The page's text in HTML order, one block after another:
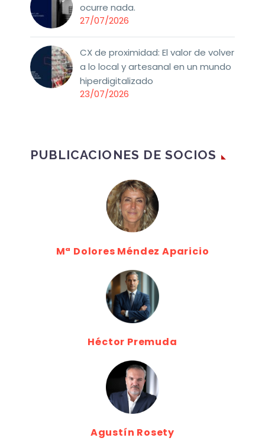
ocurre nada.
27/07/2026
CX de proximidad: El valor de volver
a lo local y artesanal en un mundo
hiperdigitalizado
23/07/2026
PUBLICACIONES DE SOCIOS
Mª Dolores Méndez Aparicio
Héctor Premuda
Agustín Rosety